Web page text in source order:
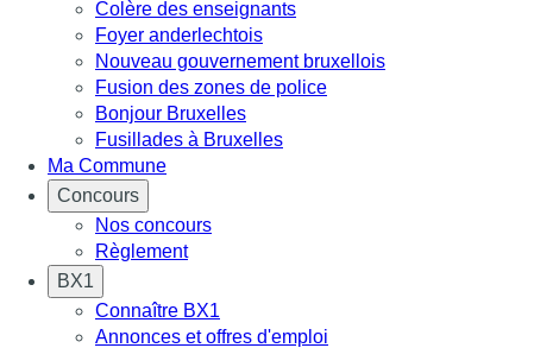
Colère des enseignants
Foyer anderlechtois
Nouveau gouvernement bruxellois
Fusion des zones de police
Bonjour Bruxelles
Fusillades à Bruxelles
Ma Commune
Concours
Nos concours
Règlement
BX1
Connaître BX1
Annonces et offres d'emploi